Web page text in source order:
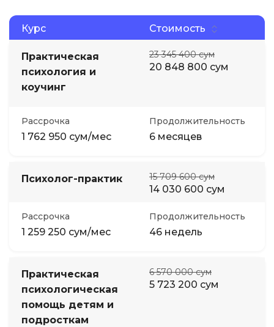
Курс Стоимость
Практическая
психология и
коучинг
23 345 400 сум
20 848 800 сум
Рассрочка
1 762 950 сум/мес
Продолжительность
6 месяцев
Психолог-практик 15 709 600 сум
14 030 600 сум
Рассрочка
1 259 250 сум/мес
Продолжительность
46 недель
Практическая
психологическая
помощь детям и
подросткам
6 570 000 сум
5 723 200 сум